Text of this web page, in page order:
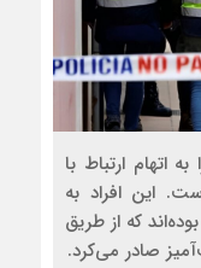
را به اتهام ارتباط با
این افراد به
که از طریق
صادر می‌کرد.